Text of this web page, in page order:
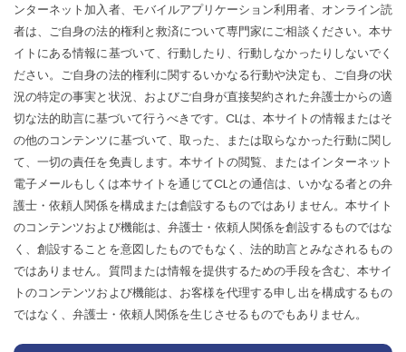
ンターネット加入者、モバイルアプリケーション利用者、オンライン読
者は、ご自身の法的権利と救済について専門家にご相談ください。本サ
イトにある情報に基づいて、行動したり、行動しなかったりしないでく
ださい。ご自身の法的権利に関するいかなる行動や決定も、ご自身の状
況の特定の事実と状況、およびご自身が直接契約された弁護士からの適
切な法的助言に基づいて行うべきです。CLは、本サイトの情報またはそ
の他のコンテンツに基づいて、取った、または取らなかった行動に関し
て、一切の責任を免責します。本サイトの閲覧、またはインターネット
電子メールもしくは本サイトを通じてCLとの通信は、いかなる者との弁
護士・依頼人関係を構成または創設するものではありません。本サイト
のコンテンツおよび機能は、弁護士・依頼人関係を創設するものではな
く、創設することを意図したものでもなく、法的助言とみなされるもの
ではありません。質問または情報を提供するための手段を含む、本サイ
トのコンテンツおよび機能は、お客様を代理する申し出を構成するもの
ではなく、弁護士・依頼人関係を生じさせるものでもありません。